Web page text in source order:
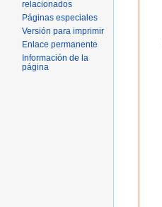
relacionados
Páginas especiales
Versión para imprimir
Enlace permanente
Información de la
página